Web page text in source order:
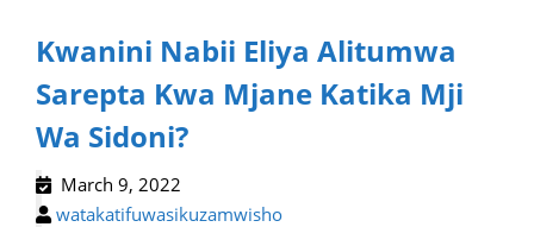
Kwanini Nabii Eliya Alitumwa
Sarepta Kwa Mjane Katika Mji
Wa Sidoni?
March 9, 2022
watakatifuwasikuzamwisho